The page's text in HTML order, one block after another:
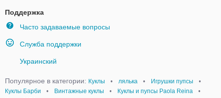
Поддержка
Часто задаваемые вопросы
Служба поддержки
Украинский
Популярное в категории: Куклы • лялька • Игрушки пупсы
•
Куклы Барби
• Винтажные куклы • Куклы и пупсы Paola Reina
•